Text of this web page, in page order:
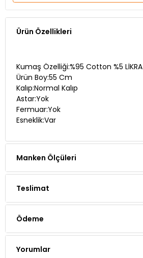
Ürün Özellikleri
Kumaş Özelliği:%95 Cotton %5 LİKRA
Ürün Boy:55 Cm
Kalıp:Normal Kalıp
Astar:Yok
Fermuar:Yok
Esneklik:Var
Manken Ölçüleri
Teslimat
Ödeme
Yorumlar